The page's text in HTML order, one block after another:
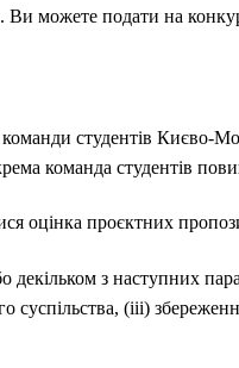
можете подати на
студентів Києво-
команда студентів
оцінка проєктних
декільком з наступних
суспільства, (ііі)